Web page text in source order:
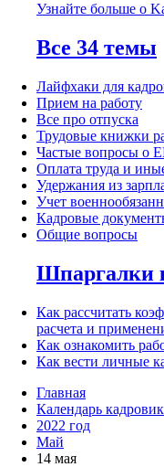
Узнайте больше о
Все 34 темы
Лайфхаки для
Прием на работу
Все про отпуска
Трудовые книжки
Частые вопросы о
Оплата труда и
Удержания из
Учет
Кадровые
Общие вопросы
Шпаргалки
Как рассчитать
расчета и
Как ознакомить
Как вести личные
Главная
Календарь
2022 год
Май
14 мая